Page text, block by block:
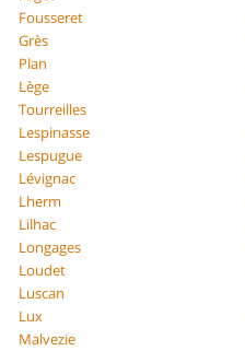
Fousseret
Grès
Plan
Lège
Tourreilles
Lespinasse
Lespugue
Lévignac
Lherm
Lilhac
Longages
Loudet
Luscan
Lux
Malvezie